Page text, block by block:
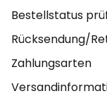
Bestellstatus
Rücksendung/
Zahlungsarten